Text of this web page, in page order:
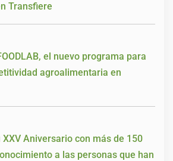
Transfiere
el nuevo programa para
agroalimentaria en
XXV Aniversario con más de 150
a las personas que han